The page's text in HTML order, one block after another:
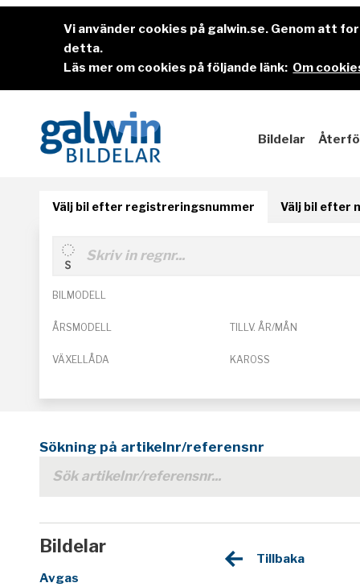
Vi använder cookies på galwin.se. Genom att
detta.
Läs mer om cookies på följande länk: Om
Bildelar
Välj bil efter registreringsnummer Välj bil efter
BILMODELL
ÅRSMODELL TILLV. ÅR/MÅN
VÄXELLÅDA KAROSS
Sökning på artikelnr/referensnr
Bildelar
Avgas
Tillbaka